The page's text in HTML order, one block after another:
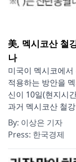
美, 멕시코산 철
나
미국이 멕시코에
적용하는 방안을
신이 10일(현지시
과거 멕시코산 철
By: 이상은 기자
Press: 한국경제